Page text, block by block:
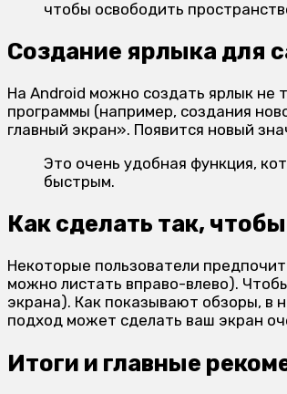
чтобы освободить
Создание ярлыка для
На Android можно создать ярлык не
программы (например, создания
главный экран». Появится новый
Это очень удобная функция,
быстрым.
Как сделать так,
Некоторые пользователи
можно листать вправо-влево).
экрана). Как показывают обзоры, в
подход может сделать ваш экран
Итоги и главные